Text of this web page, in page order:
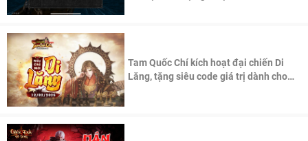
Tam Quốc Chí kích hoạt đại chiến Di
Lăng, tặng siêu code giá trị dành cho